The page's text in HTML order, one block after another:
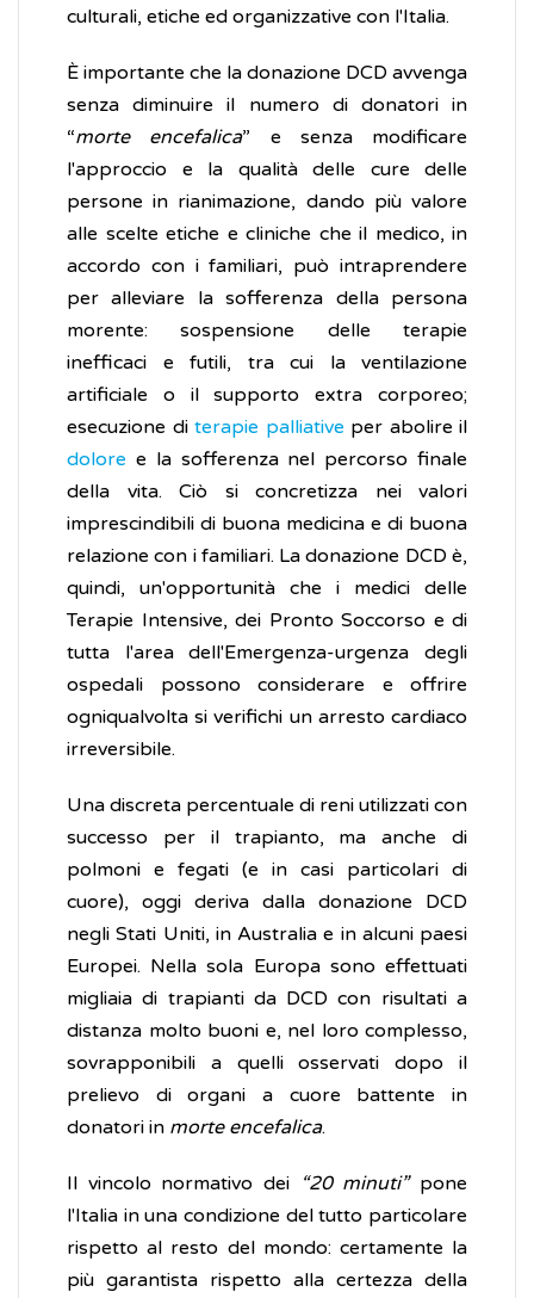
culturali, etiche ed organizzative con l'Italia.
È importante che la donazione DCD avvenga
senza diminuire il numero di donatori in
“morte encefalica” e senza modificare
l'approccio e la qualità delle cure delle
persone in rianimazione, dando più valore
alle scelte etiche e cliniche che il medico, in
accordo con i familiari, può intraprendere
per alleviare la sofferenza della persona
morente: sospensione delle terapie
inefficaci e futili, tra cui la ventilazione
artificiale o il supporto extra corporeo;
esecuzione di terapie palliative per abolire il
dolore e la sofferenza nel percorso finale
della vita. Ciò si concretizza nei valori
imprescindibili di buona medicina e di buona
relazione con i familiari. La donazione DCD è,
quindi, un'opportunità che i medici delle
Terapie Intensive, dei Pronto Soccorso e di
tutta l'area dell'Emergenza-urgenza degli
ospedali possono considerare e offrire
ogniqualvolta si verifichi un arresto cardiaco
irreversibile.
Una discreta percentuale di reni utilizzati con
successo per il trapianto, ma anche di
polmoni e fegati (e in casi particolari di
cuore), oggi deriva dalla donazione DCD
negli Stati Uniti, in Australia e in alcuni paesi
Europei. Nella sola Europa sono effettuati
migliaia di trapianti da DCD con risultati a
distanza molto buoni e, nel loro complesso,
sovrapponibili a quelli osservati dopo il
prelievo di organi a cuore battente in
donatori in morte encefalica.
Il vincolo normativo dei “20 minuti”pone
l'Italia in una condizione del tutto particolare
rispetto al resto del mondo: certamente la
più garantista rispetto alla certezza della